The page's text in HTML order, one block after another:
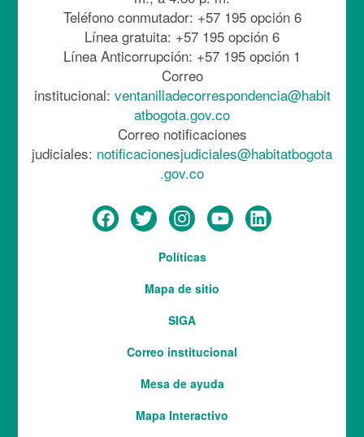
Teléfono conmutador: +57 195 opción 6
Línea gratuita: +57 195 opción 6
Línea Anticorrupción: +57 195 opción 1
Correo
institucional: ventanilladecorrespondencia@habit
atbogota.gov.co
Correo notificaciones
judiciales: notificacionesjudiciales@habitatbogota
.gov.co
Políticas
Mapa de sitio
SIGA
Correo institucional
Mesa de ayuda
Mapa Interactivo